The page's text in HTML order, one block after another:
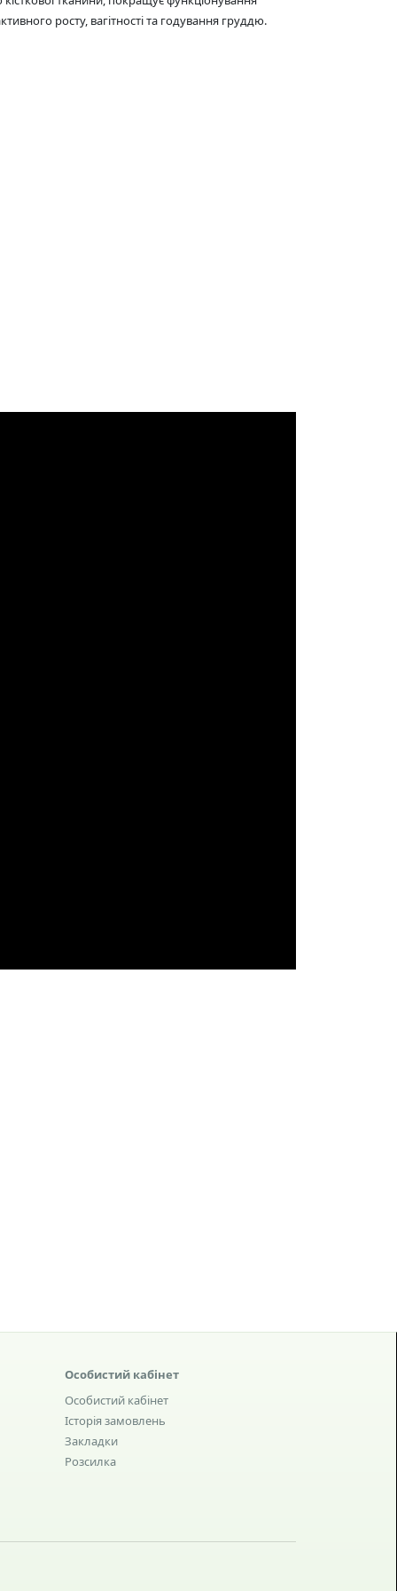
росту, вагітності та годування груддю.
Особистий кабінет
Особистий кабінет
Історія замовлень
Закладки
Розсилка